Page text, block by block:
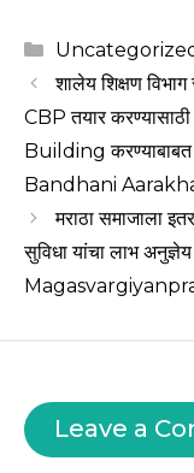
a
ts
A
p
p
c
e
b
o
o
k
e
g
Categories
शालेय शिक्षण
CBP तयार
Building
Bandhani
मराठा समाजाला
सुविधा यांचा लाभ
Leave a